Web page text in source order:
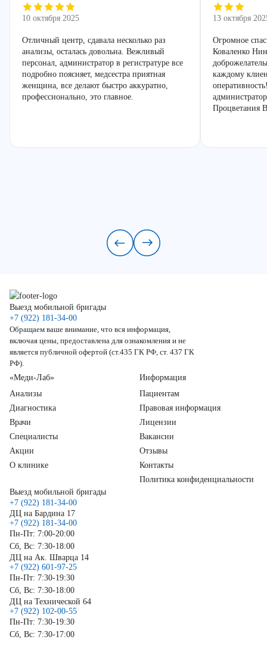
10 октября 2025
Отличный центр, сдавала несколько раз
анализы, осталась довольна. Вежливый
персонал, администратор в регистратуре все
подробно поясняет, медсестра приятная
женщина, все делают быстро аккуратно,
профессионально, это главное.
13 октября
Огромное
Коваленко
каждому
Выезд мобильной бригады
+7 (922) 181-34-00
Обращаем ваше внимание, что вся информация,
включая цены, предоставлена для ознакомления и не
является публичной офертой (ст.435 ГК РФ, ст. 437 ГК
РФ).
«Меди-Лаб»
Анализы
Диагностика
Врачи
Специалисты
Акции
О клинике
Информация
Пациентам
Правовая информация
Лицензии
Вакансии
Отзывы
Контакты
Политика конфиденциальности
Выезд мобильной бригады
+7 (922) 181-34-00
ДЦ на Бардина 17
+7 (922) 181-34-00
Пн-Пт: 7:00-20:00
Сб, Вс: 7:30-18:00
ДЦ на Ак. Шварца 14
+7 (922) 601-97-25
Пн-Пт: 7:30-19:30
Сб, Вс: 7:30-18:00
ДЦ на Технической 64
+7 (922) 102-00-55
Пн-Пт: 7:30-19:30
Сб, Вс: 7:30-17:00